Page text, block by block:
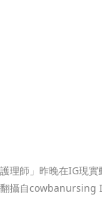
護理師」昨晚在IG現
攝自cowbanursing